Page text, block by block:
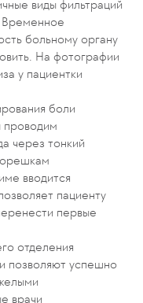
виды фильтраций
Временное
больному органу
На фотографии
у пациентки
боли
через тонкий
вводится
пациенту
первые
отделения
позволяют успешно
врачи